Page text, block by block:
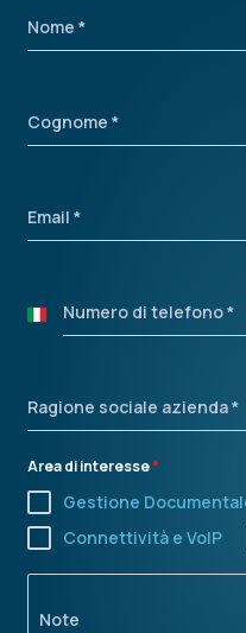
Nome *
Cognome *
Email *
Numero di telefono*
Italy
Ragione sociale azienda*
Area di interesse*
Gestione
Connettività e VoIP
Note